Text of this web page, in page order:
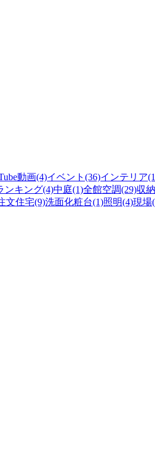
動画(4)イベント(36)インテリア
ンキング(4)中庭(1)全館空調(29)収
文住宅(9)洗面化粧台(1)照明(4)現場